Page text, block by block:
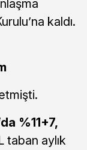
kaldı.
%11+7,
taban aylık